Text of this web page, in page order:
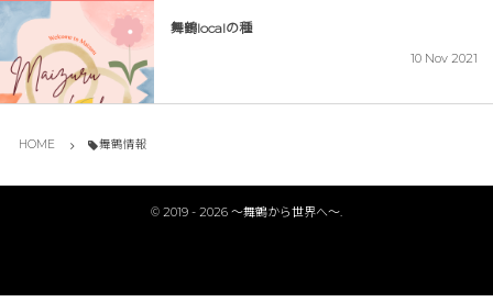
舞鶴localの種
10 Nov 2021
HOME 舞鶴情報
© 2019 - 2026 〜舞鶴から世界へ〜.